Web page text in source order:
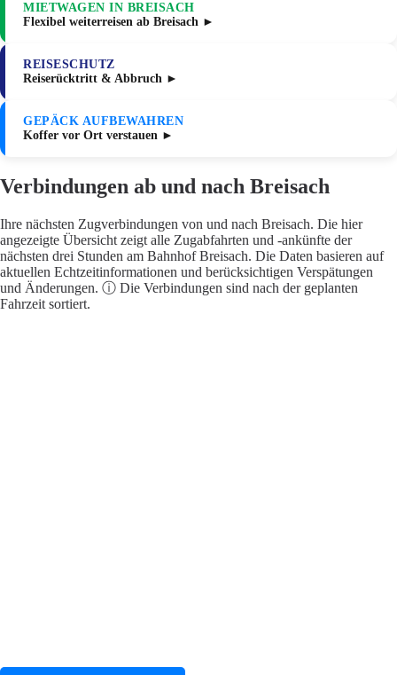
MIETWAGEN IN BREISACH
Flexibel weiterreisen ab Breisach ►
REISESCHUTZ
Reiserücktritt & Abbruch ►
GEPÄCK AUFBEWAHREN
Koffer vor Ort verstauen ►
Verbindungen ab und nach Breisach
Ihre nächsten Zugverbindungen von und nach Breisach. Die hier
angezeigte Übersicht zeigt alle Zugabfahrten und -ankünfte der
nächsten drei Stunden am Bahnhof Breisach. Die Daten basieren auf
aktuellen Echtzeitinformationen und berücksichtigen Verspätungen
und Änderungen. ⓘ Die Verbindungen sind nach der geplanten
Fahrzeit sortiert.